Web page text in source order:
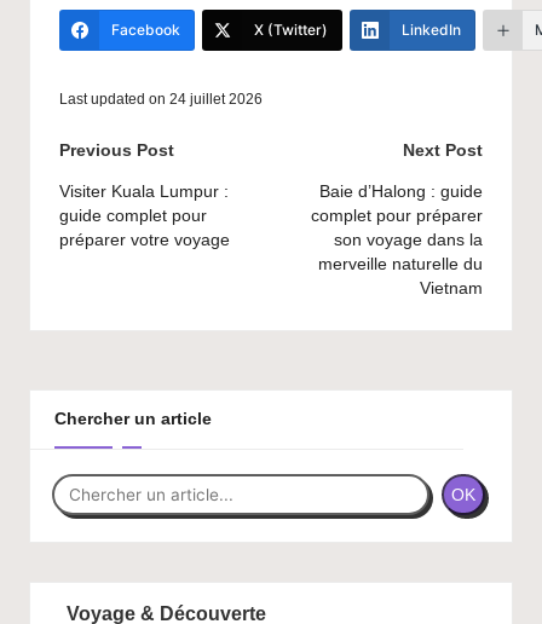
Facebook X (Twitter) LinkedIn
Last updated on 24 juillet 2026
Post
navigation
Previous Post
Visiter Kuala Lumpur :
guide complet pour
préparer votre voyage
Next Post
Baie d’Halong : guide
complet pour préparer
son voyage dans la
merveille naturelle du
Vietnam
Chercher un article
OK
Voyage & Découverte